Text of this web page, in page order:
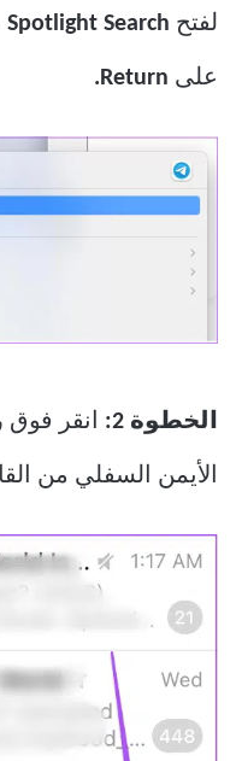
لفتح
على Return.
الخطوة 2: انقر فوق
الأيمن السفلي من